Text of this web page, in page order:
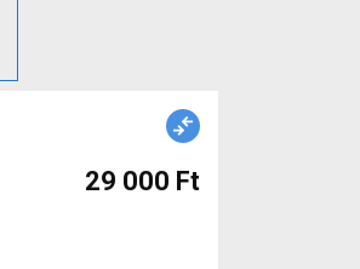
29 000 Ft